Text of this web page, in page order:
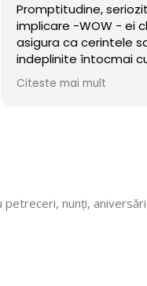
Am găsit acest site
nu de mult se
eram în căutare de
petrecerea băiețelului
incercat norocul și a
Baloanele sunt chiar
Citeste mai mult
nunți,